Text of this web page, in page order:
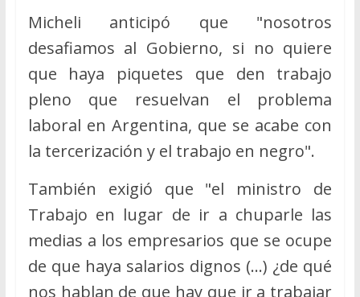
Micheli anticipó que "nosotros
desafiamos al Gobierno, si no quiere
que haya piquetes que den trabajo
pleno que resuelvan el problema
laboral en Argentina, que se acabe con
la tercerización y el trabajo en negro".
También exigió que "el ministro de
Trabajo en lugar de ir a chuparle las
medias a los empresarios que se ocupe
de que haya salarios dignos (…) ¿de qué
nos hablan de que hay que ir a trabajar